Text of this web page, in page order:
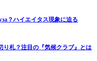
？ハイエイタス現象に迫る
り札？注目の『気候クラブ』とは